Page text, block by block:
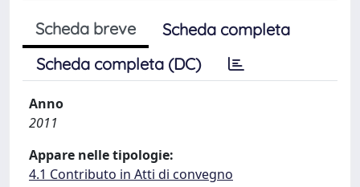
Scheda breve
Scheda completa
Scheda completa (DC)
Anno
2011
Appare nelle tipologie:
4.1 Contributo in Atti di convegno